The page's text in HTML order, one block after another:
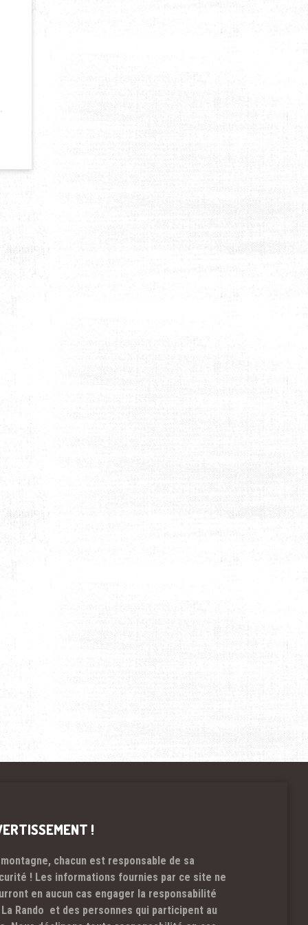
!
montagne, chacun est responsable de sa
! Les informations fournies par ce site ne
en aucun cas engager la responsabilité
Rando et des personnes qui participent au